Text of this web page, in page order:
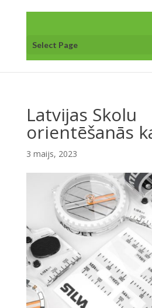
Select Page
Latvijas Skolu
orientēšanās
3 maijs, 2023